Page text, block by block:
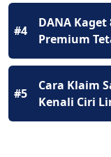
#4
DANA
Premium
#5
Cara Klaim
Kenali Ciri